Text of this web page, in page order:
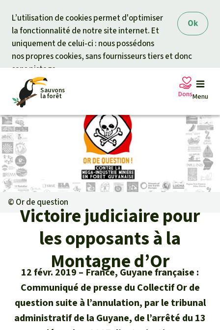
Ok
L’utilisation de cookies permet d'optimiser
la fonctionnalité de notre site internet. Et
uniquement de celui-ci : nous possédons
nos propres cookies, sans fournisseurs tiers et donc
sans pistage.
Sauvons
la forêt Menu
Pétitions
Projets
Info
Pour approfondir
Actualités
Succès
Lettre d'information
Thématiques
Climat et forêt tropicale
La biodiversité
L'huile de palme
Association
Sauvons la forêt
Qui sommes-nous ?
Nous contacter
Recherche
Français
Deutsch
Dons
Votre soutien est capital
Don général
Fonds d'urgence
Certificats de don
Questions & réponses
Don pour un thème
Protection des animaux
Protection des forêts tropicales
Don pour une région
Asie du Sud-Est
© Or de question
Victoire judiciaire pour
les opposants à la
Montagne d’Or
12 févr. 2019
France, Guyane française :
Communiqué de presse du Collectif Or de
question suite à l’annulation, par le tribunal
administratif de la Guyane, de l’arrêté du 13